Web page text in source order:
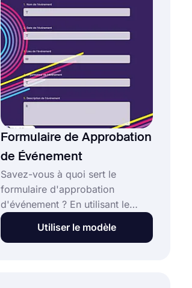
Formulaire de Approbation
de Événement
Savez-vous à quoi sert le
formulaire d'approbation
d'événement ? En utilisant le
modèle de formulaire
d'approbation d'événement,
Utiliser le modèle